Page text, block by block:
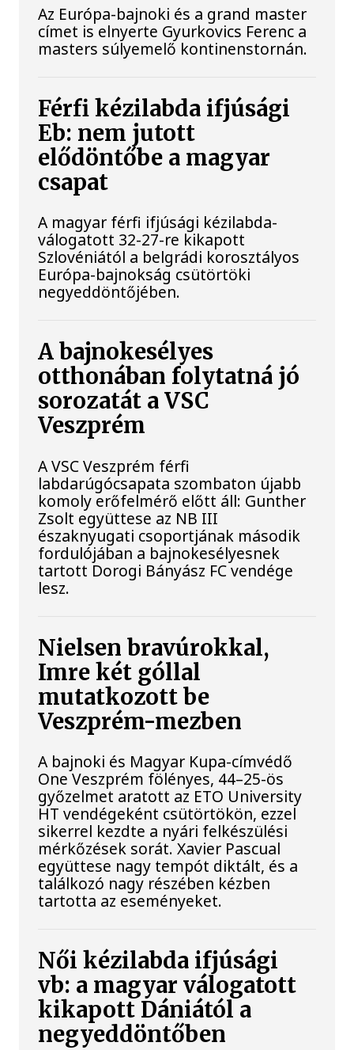
Az Európa-bajnoki és a grand master
címet is elnyerte Gyurkovics Ferenc a
masters súlyemelő kontinenstornán.
Férfi kézilabda ifjúsági
Eb: nem jutott
elődöntőbe a magyar
csapat
A magyar férfi ifjúsági kézilabda-
válogatott 32-27-re kikapott
Szlovéniától a belgrádi korosztályos
Európa-bajnokság csütörtöki
negyeddöntőjében.
A bajnokesélyes
otthonában folytatná jó
sorozatát a VSC
Veszprém
A VSC Veszprém férfi
labdarúgócsapata szombaton újabb
komoly erőfelmérő előtt áll: Gunther
Zsolt együttese az NB III
északnyugati csoportjának második
fordulójában a bajnokesélyesnek
tartott Dorogi Bányász FC vendége
lesz.
Nielsen bravúrokkal,
Imre két góllal
mutatkozott be
Veszprém-mezben
A bajnoki és Magyar Kupa-címvédő
One Veszprém fölényes, 44–25-ös
győzelmet aratott az ETO University
HT vendégeként csütörtökön, ezzel
sikerrel kezdte a nyári felkészülési
mérkőzések sorát. Xavier Pascual
együttese nagy tempót diktált, és a
találkozó nagy részében kézben
tartotta az eseményeket.
Női kézilabda ifjúsági
vb: a magyar válogatott
kikapott Dániától a
negyeddöntőben